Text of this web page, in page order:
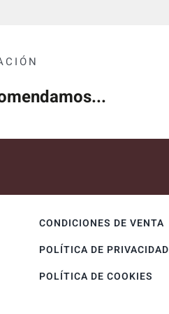
CONDICIONES DE VENTA
POLÍTICA DE PRIVACIDAD
POLÍTICA DE COOKIES